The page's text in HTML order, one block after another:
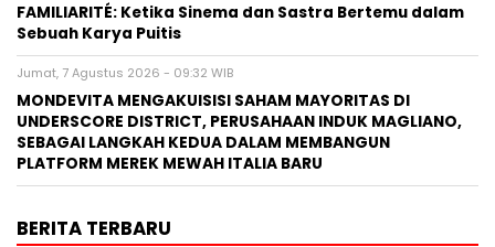
FAMILIARITÉ: Ketika Sinema dan Sastra Bertemu dalam
Sebuah Karya Puitis
Jumat, 7 Agustus 2026 - 09:32 WIB
MONDEVITA MENGAKUISISI SAHAM MAYORITAS DI
UNDERSCORE DISTRICT, PERUSAHAAN INDUK MAGLIANO,
SEBAGAI LANGKAH KEDUA DALAM MEMBANGUN
PLATFORM MEREK MEWAH ITALIA BARU
BERITA TERBARU